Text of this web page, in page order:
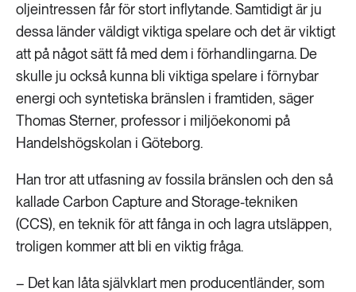
oljeintressen får för stort inflytande. Samtidigt är ju
dessa länder väldigt viktiga spelare och det är viktigt
att på något sätt få med dem i förhandlingarna. De
skulle ju också kunna bli viktiga spelare i förnybar
energi och syntetiska bränslen i framtiden, säger
Thomas Sterner, professor i miljöekonomi på
Handelshögskolan i Göteborg.
Han tror att utfasning av fossila bränslen och den så
kallade Carbon Capture and Storage-tekniken
(CCS), en teknik för att fånga in och lagra utsläppen,
troligen kommer att bli en viktig fråga.
– Det kan låta självklart men producentländer, som